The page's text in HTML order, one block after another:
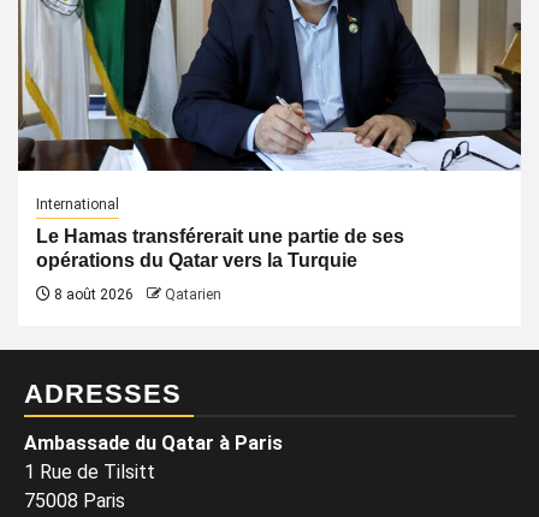
International
Le Hamas transférerait une partie de ses
opérations du Qatar vers la Turquie
8 août 2026 Qatarien
ADRESSES
Ambassade du Qatar à Paris
1 Rue de Tilsitt
75008 Paris